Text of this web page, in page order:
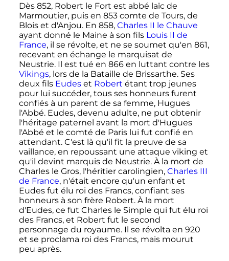
Dès 852, Robert le Fort est abbé laïc de
Marmoutier, puis en 853 comte de Tours, de
Blois et d'Anjou. En 858, Charles II le Chauve
ayant donné le Maine à son fils Louis II de
France, il se révolte, et ne se soumet qu'en 861,
recevant en échange le marquisat de
Neustrie. Il est tué en 866 en luttant contre les
Vikings, lors de la Bataille de Brissarthe. Ses
deux fils Eudeset Robert étant trop jeunes
pour lui succéder, tous ses honneurs furent
confiés à un parent de sa femme, Hugues
l'Abbé. Eudes, devenu adulte, ne put obtenir
l'héritage paternel avant la mort d'Hugues
l'Abbé et le comté de Paris lui fut confié en
attendant. C'est là qu'il fit la preuve de sa
vaillance, en repoussant une attaque viking et
qu'il devint marquis de Neustrie. À la mort de
Charles le Gros, l'héritier carolingien, Charles III
de France, n'était encore qu'un enfant et
Eudes fut élu roi des Francs, confiant ses
honneurs à son frère Robert. À la mort
d'Eudes, ce fut Charles le Simple qui fut élu roi
des Francs, et Robert fut le second
personnage du royaume. Il se révolta en 920
et se proclama roi des Francs, mais mourut
peu après.